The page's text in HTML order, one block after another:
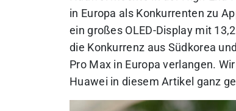
in Europa als Konkurrenten zu
ein großes OLED-Display mit
die Konkurrenz aus Südkorea
Pro Max in Europa verlangen.
Huawei in diesem Artikel ganz